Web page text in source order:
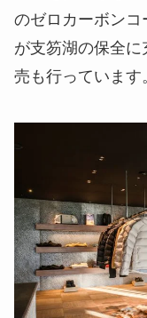
のゼロカーボン
が支笏湖の保全
売も行っています